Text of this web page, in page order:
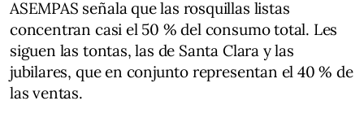
ASEMPAS señala que las rosquillas listas
concentran casi el 50 % del consumo total. Les
siguen las tontas, las de Santa Clara y las
jubilares, que en conjunto representan el 40 % de
las ventas.